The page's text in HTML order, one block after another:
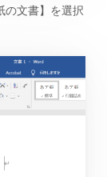
文書】を選択